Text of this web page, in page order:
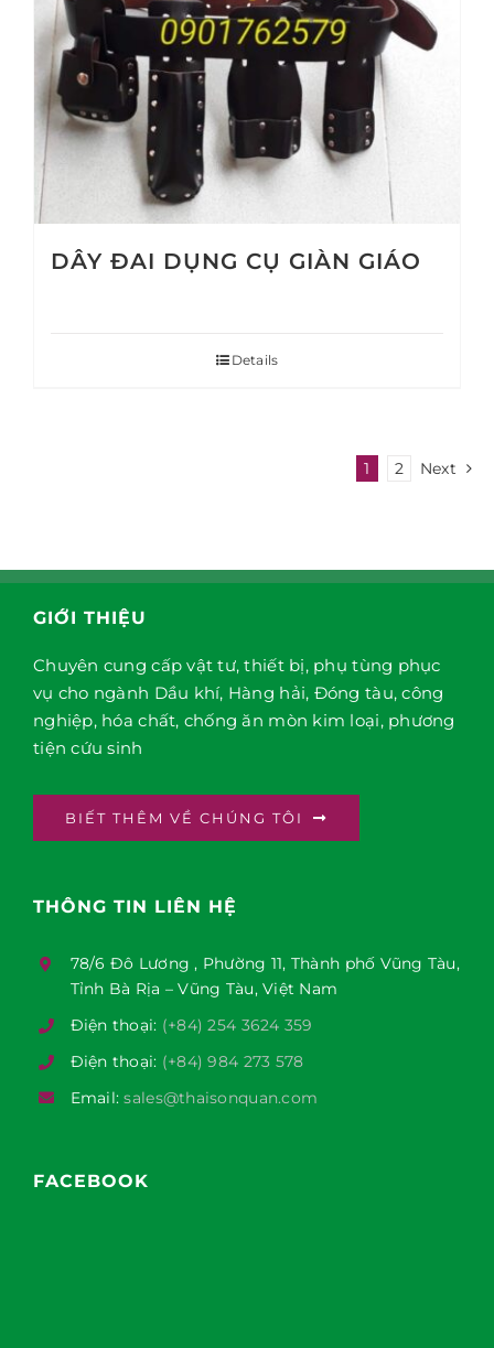
DÂY ĐAI DỤNG CỤ GIÀN GIÁO
Details
1 2 Next
GIỚI THIỆU
Chuyên cung cấp vật tư, thiết bị, phụ tùng phục
vụ cho ngành Dầu khí, Hàng hải, Đóng tàu, công
nghiệp, hóa chất, chống ăn mòn kim loại, phương
tiện cứu sinh
BIẾT THÊM VỀ CHÚNG TÔI
THÔNG TIN LIÊN HỆ
78/6 Đô Lương , Phường 11, Thành phố Vũng Tàu,
Tỉnh Bà Rịa – Vũng Tàu, Việt Nam
Điện thoại: (+84) 254 3624 359
Điện thoại: (+84) 984 273 578
Email:sales@thaisonquan.com
FACEBOOK